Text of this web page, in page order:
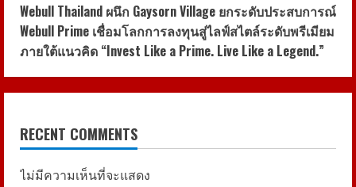
Webull Thailand ผนึก Gaysorn Village ยกระดับประสบการณ์
Webull Prime เชื่อมโลกการลงทุนสู่ไลฟ์สไตล์ระดับพรีเมียม
ภายใต้แนวคิด “Invest Like a Prime. Live Like a Legend.”
RECENT COMMENTS
ไม่มีความเห็นที่จะแสดง